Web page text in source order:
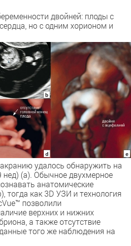
двойней: плоды с
но с одним хорионом и
удалось обнаружить на
нед) (a). Обычное двухмерное
анатомические
тогда как 3D УЗИ и технология
позволили
верхних и нижних
а также отсутствие
того же наблюдения на